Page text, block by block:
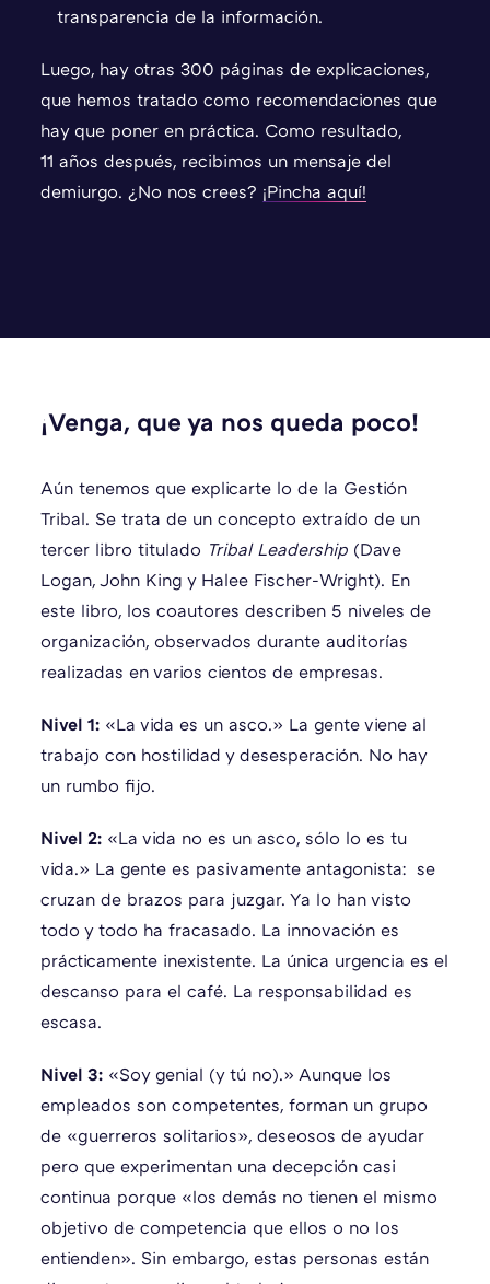
transparencia de la información.
Luego, hay otras 300 páginas de explicaciones,
que hemos tratado como recomendaciones que
hay que poner en práctica. Como resultado,
11 años después, recibimos un mensaje del
demiurgo. ¿No nos crees? ¡Pincha aquí!
¡Venga, que ya nos queda poco!
Aún tenemos que explicarte lo de la Gestión
Tribal. Se trata de un concepto extraído de un
tercer libro titulado Tribal Leadership (Dave
Logan, John King y Halee Fischer-Wright). En
este libro, los coautores describen 5 niveles de
organización, observados durante auditorías
realizadas en varios cientos de empresas.
Nivel 1: «La vida es un asco.» La gente viene al
trabajo con hostilidad y desesperación. No hay
un rumbo fijo.
Nivel 2: «La vida no es un asco, sólo lo es tu
vida.» La gente es pasivamente antagonista: se
cruzan de brazos para juzgar. Ya lo han visto
todo y todo ha fracasado. La innovación es
prácticamente inexistente. La única urgencia es el
descanso para el café. La responsabilidad es
escasa.
Nivel 3: «Soy genial (y tú no).» Aunque los
empleados son competentes, forman un grupo
de «guerreros solitarios», deseosos de ayudar
pero que experimentan una decepción casi
continua porque «los demás no tienen el mismo
objetivo de competencia que ellos o no los
entienden». Sin embargo, estas personas están